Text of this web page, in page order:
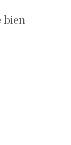
de ce
entre 1230
bien